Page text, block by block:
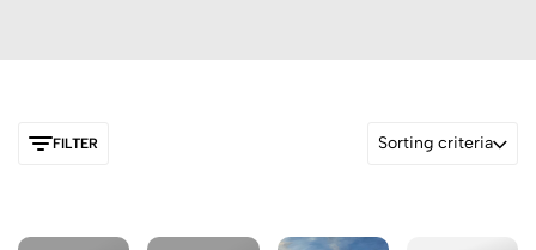
FILTER Sorting criteria